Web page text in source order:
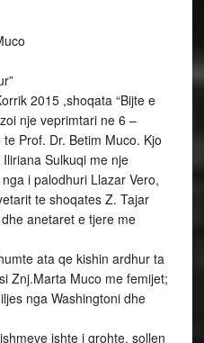
2015 ,shoqata “Bijte e
nje veprimtari ne 6 –
Prof. Dr. Betim Muco. Kjo
Sulkuqi me nje
i palodhuri Llazar Vero,
te shoqates Z. Tajar
anetaret e tjere me
ata qe kishin ardhur ta
Znj.Marta Muco me femijet;
nga Washingtoni dhe
ishte i grohte, sollen